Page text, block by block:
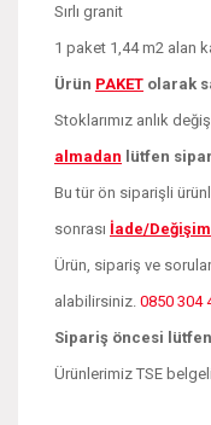
Sırlı granit
1 paket 1,44 m2 alan
Ürün PAKET olarak
Stoklarımız anlık
almadan lütfen
Bu tür ön siparişli
sonrası İade/Değişim
Ürün, sipariş ve
alabilirsiniz. 0850 304
Sipariş öncesi lütfen
Ürünlerimiz TSE